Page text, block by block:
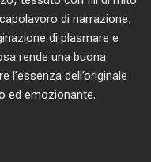
di narrazione,
di plasmare e
rende una buona
dell’originale
ed emozionante.